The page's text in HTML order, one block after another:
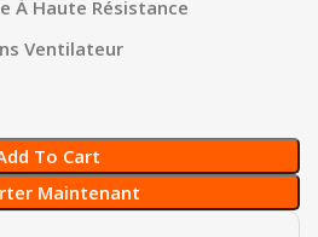
À Haute Résistance
Ventilateur
To Cart
Maintenant